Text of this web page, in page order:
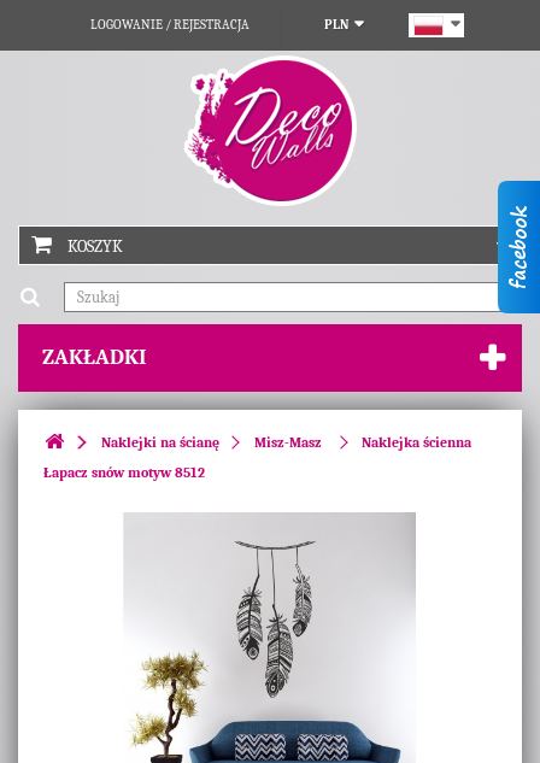
LOGOWANIE / REJESTRACJA PLN
KOSZYK
ZAKŁADKI
Naklejki na ścianę Misz-Masz
Naklejka ścienna
Łapacz snów motyw 8512